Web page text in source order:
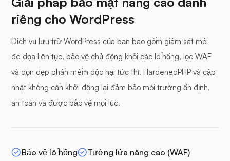
riêng cho WordPress
Dịch vụ lưu trữ WordPress của bạn bao gồm giám sát mối
đe dọa liên tục, bảo vệ chủ động khỏi các lỗ hổng, lọc WAF
và dọn dẹp phần mềm độc hại tức thì. HardenedPHP và cập
nhật không cần khởi động lại đảm bảo môi trường ổn định,
an toàn và được bảo vệ mọi lúc.
Bảo vệ lỗ hổng
Tường lửa nâng cao (WAF)